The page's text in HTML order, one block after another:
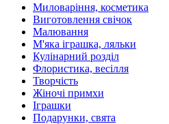
Миловаріння, косметика
Виготовлення свічок
Малювання
М'яка іграшка, ляльки
Кулінарний розділ
Флористика, весілля
Творчість
Жіночі примхи
Іграшки
Подарунки, свята